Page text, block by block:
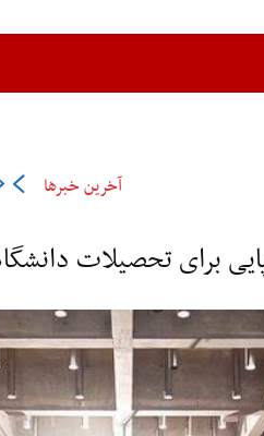
آخرین خبرها
برای تحصیلات